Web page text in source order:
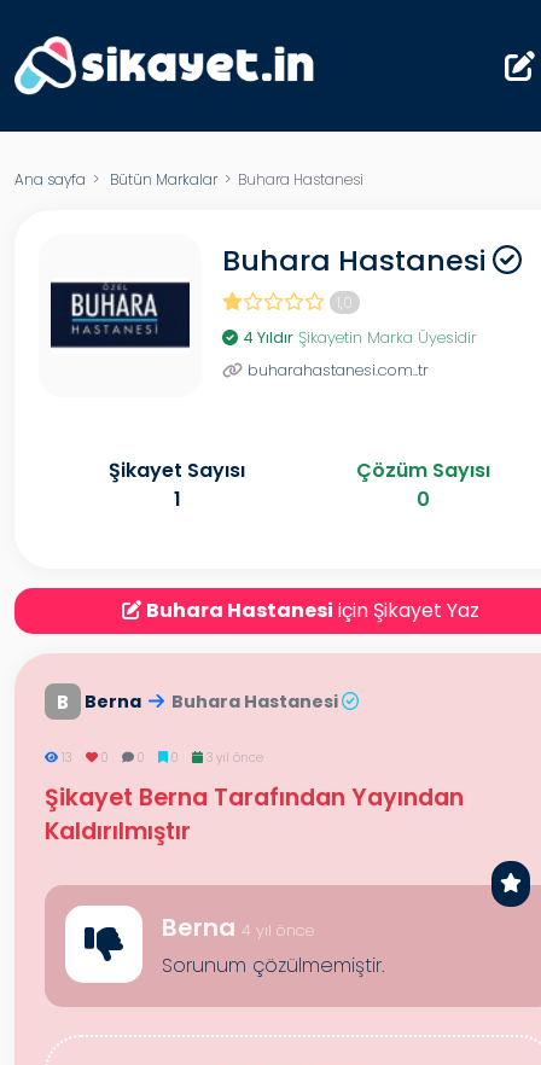
Ana sayfa > Bütün Markalar> Buhara Hastanesi
Buhara Hastanesi
1,0
4 Yıldır Şikayetin Marka Üyesidir
buharahastanesi.com..tr
Şikayet Sayısı
1
Çözüm Sayısı
0
Buhara Hastanesi için Şikayet Yaz
B Berna Buhara Hastanesi
13 0 0 0 3 yıl önce
Şikayet Berna Tarafından Yayından
Kaldırılmıştır
Berna 4 yıl önce
Sorunum çözülmemiştir.